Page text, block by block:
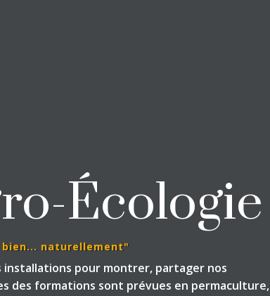
Écologie
naturellement"
installations pour montrer, partager nos
des formations sont prévues en permaculture,